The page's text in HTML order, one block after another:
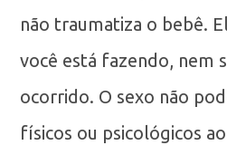
não traumatiza o bebê.
você está fazendo, nem
ocorrido. O sexo não
físicos ou psicológicos